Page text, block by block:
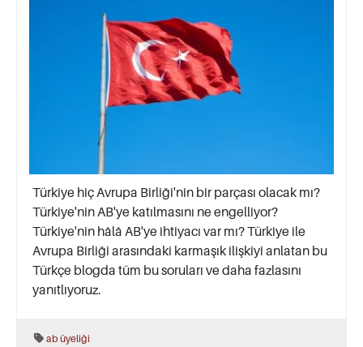
Türkiye hiç Avrupa Birliği'nin bir parçası olacak mı?
Türkiye'nin AB'ye katılmasını ne engelliyor?
Türkiye'nin hâlâ AB'ye ihtiyacı var mı? Türkiye ile
Avrupa Birliği arasındaki karmaşık ilişkiyi anlatan bu
Türkçe blogda tüm bu soruları ve daha fazlasını
yanıtlıyoruz.
ab üyeliği